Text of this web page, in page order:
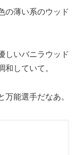
の薄い系のウッド
しいバニラウッド
していて。
能選手だなあ。